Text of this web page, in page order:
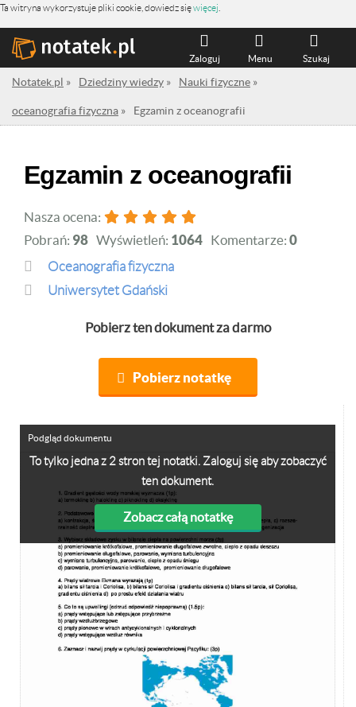
Ta witryna wykorzystuje pliki cookie, dowiedz sięwięcej
Szukaj
Menu
Zaloguj
Notatek.pl » Dziedziny wiedzy » Nauki fizyczne »
oceanografia fizyczna » Egzamin z oceanografii
Egzamin z oceanografii
Nasza ocena:
Pobrań: 98 Wyświetleń: 1064 Komentarze: 0
oceanografia fizyczna
Uniwersytet Gdański
Pobierz ten dokument za darmo
Pobierz notatkę
To tylko jedna z 2 stron tej notatki. Zaloguj się aby zobaczyć
ten dokument.
Zobacz całą notatkę
Podgląd dokumentu